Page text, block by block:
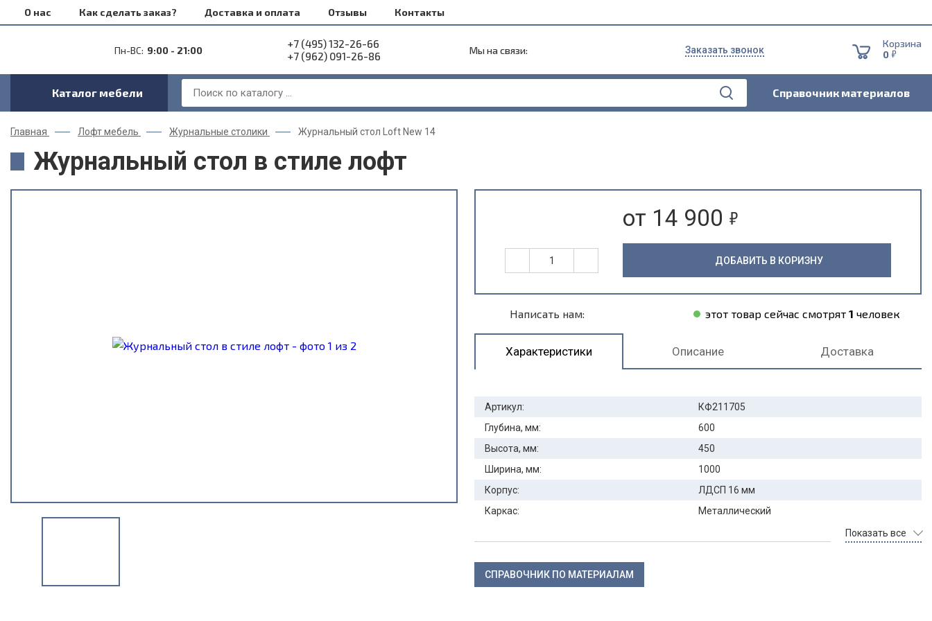
О нас Как сделать заказ? Доставка и оплата Отзывы Контакты
Пн-ВС: 9:00 - 21:00
+7 (495) 132-26-66
+7 (962) 091-26-86
Мы на связи: Заказать звонок
Корзина
0 5
Каталог мебели Справочник материалов
Главная Лофт мебель Журнальные столики Журнальный стол Loft New 14
Журнальный стол в стиле лофт
от 14 900 5
ДОБАВИТЬ В КОРИЗНУ
Написать нам: этот товар сейчас смотрят 1 человек
Характеристики Описание Доставка
Артикул:
КФ211705
Глубина, мм:
600
Высота, мм:
450
Ширина, мм:
1000
Корпус:
ЛДСП 16 мм
Каркас:
Металлический
Показать все
СПРАВОЧНИК ПО МАТЕРИАЛАМ